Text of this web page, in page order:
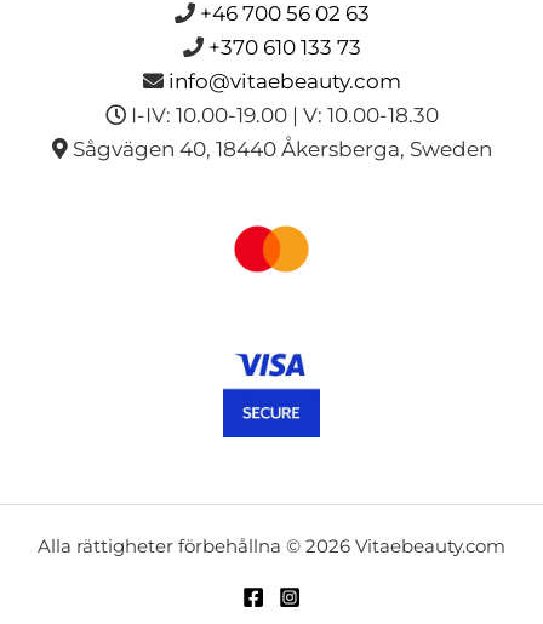
+46 700 56 02 63
+370 610 133 73
info@vitaebeauty.com
I-IV: 10.00-19.00 | V: 10.00-18.30
Sågvägen 40, 18440 Åkersberga, Sweden
Alla rättigheter förbehållna © 2026 Vitaebeauty.com